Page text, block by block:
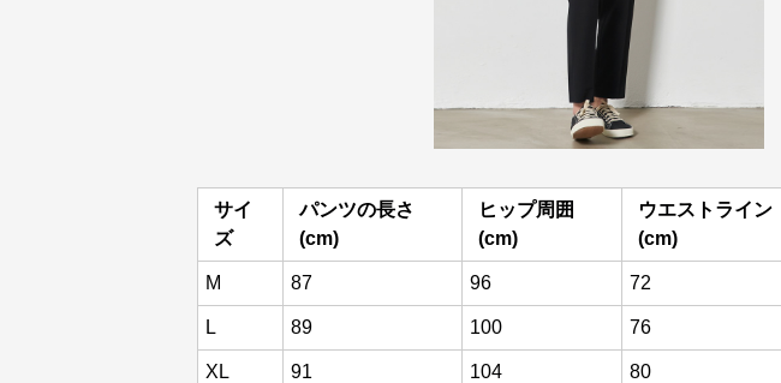
サイ
ズ
パンツの長さ
(cm)
ヒップ周囲
(cm)
ウエストライン
(cm)
M 87 96 72
L 89 100 76
XL 91 104 80